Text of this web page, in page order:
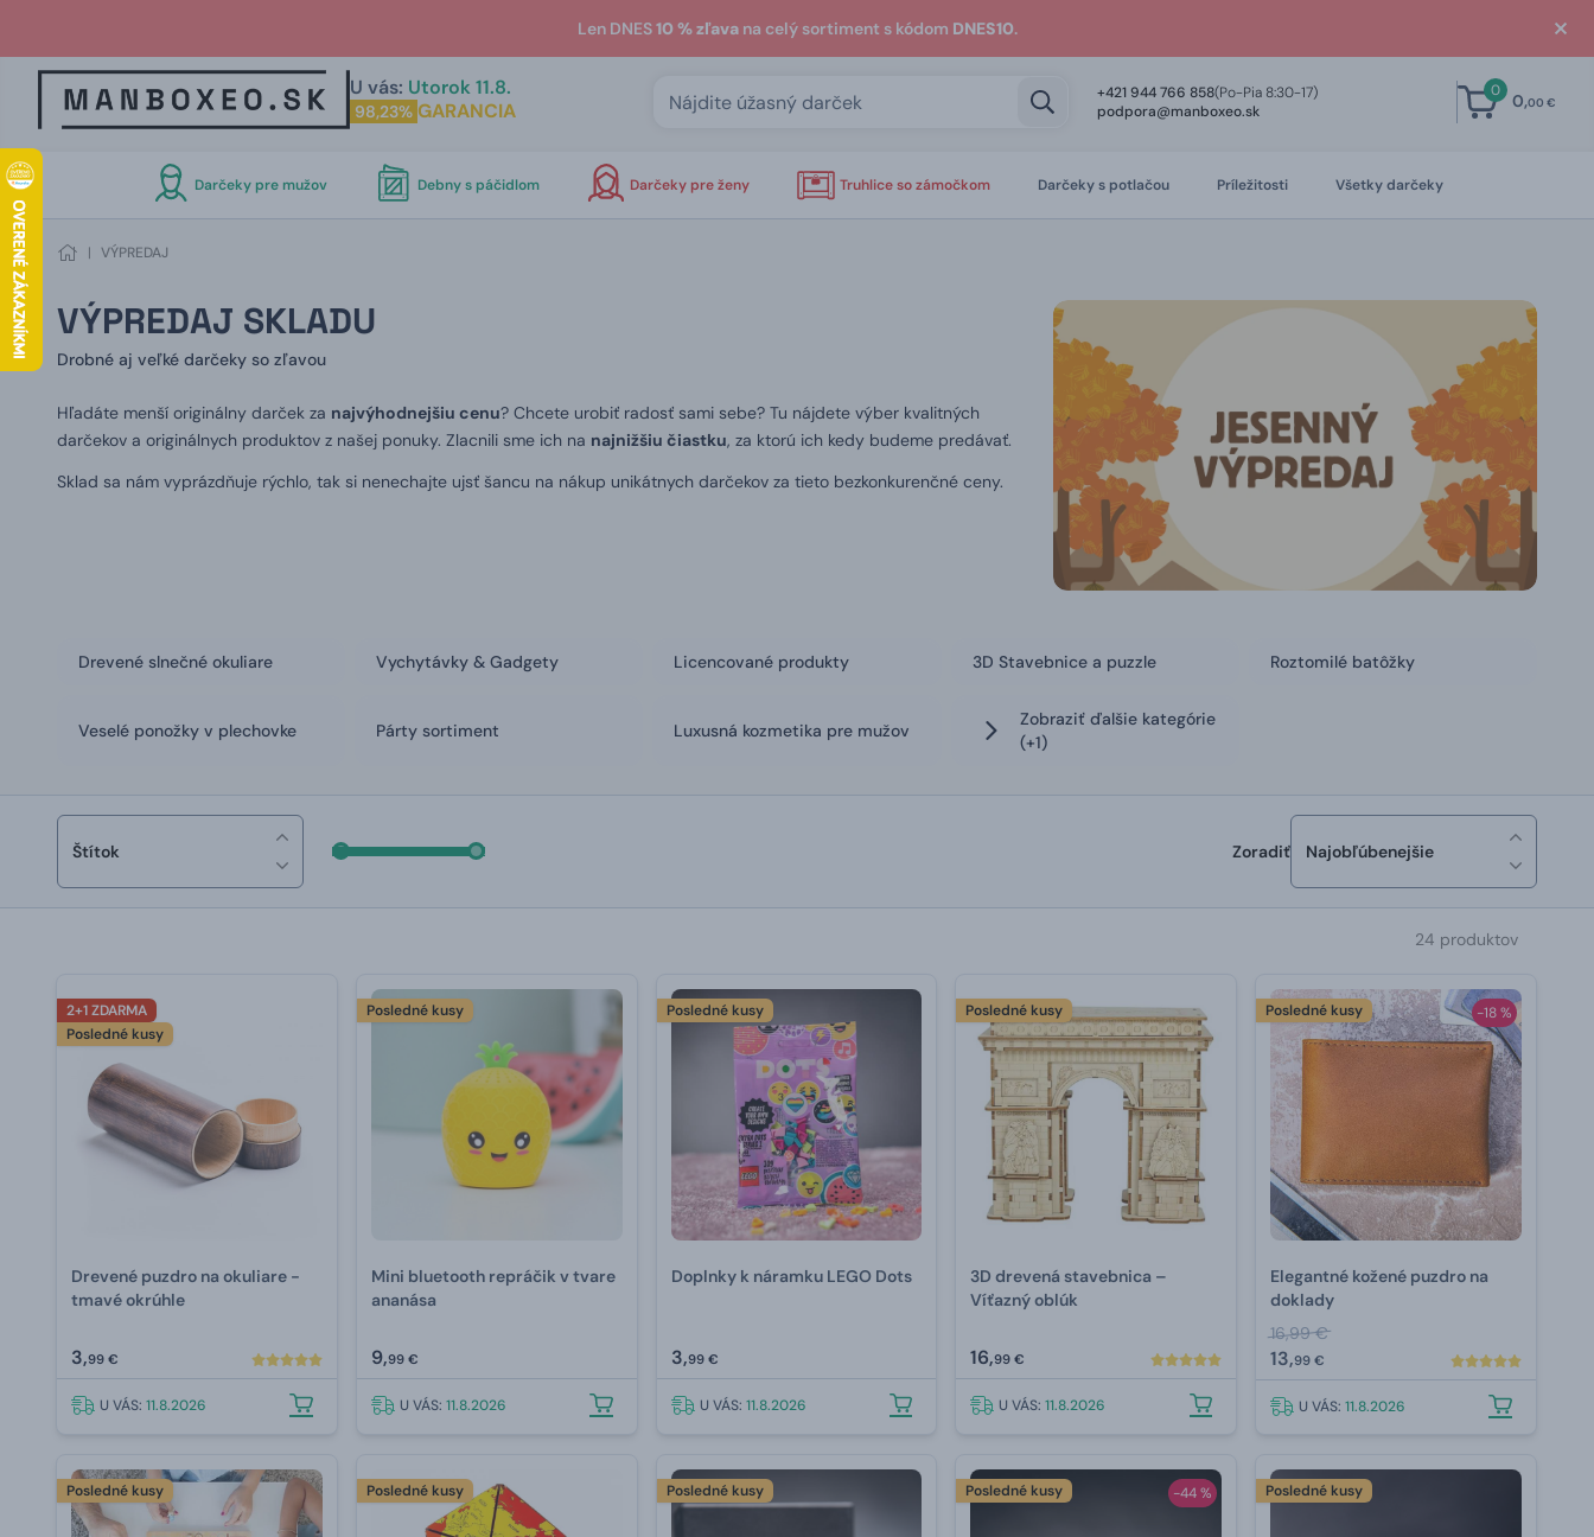
Len DNES10 % zľavana celý sortiment s kódom DNES10.
U vás: Utorok 11.8.
98,23% GARANCIA
+421 944 766 858(Po-Pia 8:30-17)
podpora@manboxeo.sk
0 0,00 €
Darčeky pre mužov Debny s páčidlom Darčeky pre ženy Truhlice so zámočkom Darčeky s potlačou Príležitosti Všetky darčeky
| VÝPREDAJ
VÝPREDAJ SKLADU
Drobné aj veľké darčeky so zľavou
Hľadáte menší originálny darček za najvýhodnejšiu cenu? Chcete urobiť radosť sami sebe? Tu nájdete výber kvalitných
darčekov a originálnych produktov z našej ponuky. Zlacnili sme ich na najnižšiu čiastku, za ktorú ich kedy budeme predávať.
Sklad sa nám vyprázdňuje rýchlo, tak si nenechajte ujsť šancu na nákup unikátnych darčekov za tieto bezkonkurenčné ceny.
Drevené slnečné okuliare Vychytávky & Gadgety Licencované produkty 3D Stavebnice a puzzle Roztomilé batôžky
Veselé ponožky v plechovke Párty sortiment Luxusná kozmetika pre mužov
Zobraziť ďalšie kategórie
(+1)
Štítok Zoradiť Najobľúbenejšie
24 produktov
2+1 ZDARMA
Posledné kusy
Drevené puzdro na okuliare -
tmavé okrúhle
3,99 €
U VÁS: 11.8.2026
Posledné kusy
Mini bluetooth repráčik v tvare
ananása
9,99 €
U VÁS: 11.8.2026
Posledné kusy
Doplnky k náramku LEGO Dots
3,99 €
U VÁS: 11.8.2026
Posledné kusy
3D drevená stavebnica –
Víťazný oblúk
16,99 €
U VÁS:11.8.2026
-18 %
Posledné kusy
Elegantné kožené puzdro na
doklady
16,99 €
13,99 €
U VÁS:11.8.2026
Posledné kusy Posledné kusy Posledné kusy -44 %
Posledné kusy Posledné kusy